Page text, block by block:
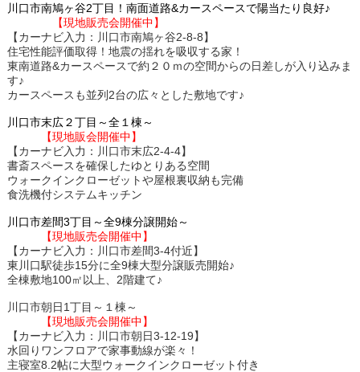
川口市南鳩ヶ谷2丁目！南面道路&カースペースで陽当たり良好♪
【現地販売会開催中】
【カーナビ入力：川口市南鳩ヶ谷2-8-8】
住宅性能評価取得！地震の揺れを吸収する家！
東南道路&カースペースで約２０ｍの空間からの日差しが入り込みま
す♪
カースペースも並列2台の広々とした敷地です♪
川口市末広２丁目～全１棟～
【現地販会開催中】
【カーナビ入力：川口市末広2-4-4】
書斎スペースを確保したゆとりある空間
ウォークインクローゼットや屋根裏収納も完備
食洗機付システムキッチン
川口市差間3丁目～全9棟分譲開始～
【現地販売会開催中】
【カーナビ入力：川口市差間3-4付近】
東川口駅徒歩15分に全9棟大型分譲販売開始♪
全棟敷地100㎡以上、2階建て♪
川口市朝日1丁目～１棟～
【現地販売会開催中】
【カーナビ入力：川口市朝日3-12-19】
水回りワンフロアで家事動線が楽々！
主寝室8.2帖に大型ウォークインクローゼット付き